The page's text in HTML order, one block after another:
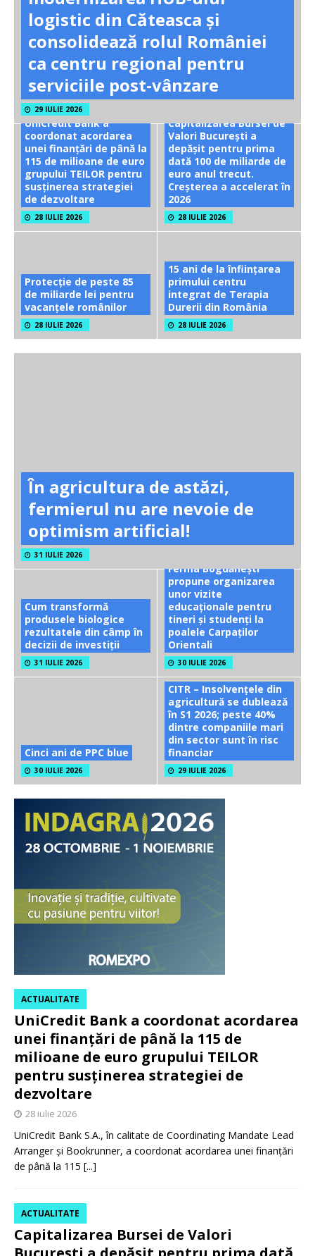
logistic din Căteasca și
consolidează rolul României
ca centru regional pentru
serviciile post-vânzare
29 IULIE 2026
UniCredit Bank a
coordonat acordarea
unei finanțări de până la
115 de milioane de euro
grupului TEILOR pentru
susținerea strategiei
de dezvoltare
28 IULIE 2026
Capitalizarea Bursei de
Valori București a
depășit pentru prima
dată 100 de miliarde de
euro anul trecut.
Creșterea a accelerat în
2026
28 IULIE 2026
Protecție de peste 85
de miliarde lei pentru
vacanțele românilor
28 IULIE 2026
15 ani de la înființarea
primului centru
integrat de Terapia
Durerii din România
28 IULIE 2026
În agricultura de astăzi,
fermierul nu are nevoie de
optimism artificial!
31 IULIE 2026
Cum transformă
produsele biologice
rezultatele din câmp în
decizii de investiții
31 IULIE 2026
Ferma Bogdănești
propune organizarea
unor vizite
educaționale pentru
tineri și studenți la
poalele Carpaților
Orientali
30 IULIE 2026
Cinci ani de PPC blue
30 IULIE 2026
CITR – Insolvențele din
agricultură se dublează
în S1 2026; peste 40%
dintre companiile mari
din sector sunt în risc
financiar
29 IULIE 2026
UniCredit Bank a coordonat acordarea
unei finanțări de până la 115 de
milioane de euro grupului TEILOR
pentru susținerea strategiei de
dezvoltare
ACTUALITATE
28 iulie 2026
UniCredit Bank S.A., în calitate de Coordinating Mandate Lead
Arranger și Bookrunner, a coordonat acordarea unei finanțări
de până la 115 [...]
Capitalizarea Bursei de Valori
ACTUALITATE